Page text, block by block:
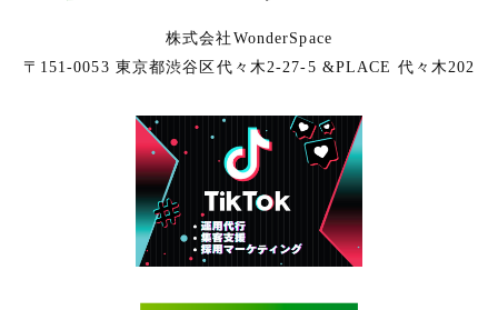
株式会社WonderSpace
〒151-0053 東京都渋谷区代々木2-27-5 &PLACE 代々木202